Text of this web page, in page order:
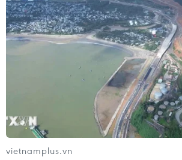
Công đoàn TTXVN thăm và
dân Quảng Ngãi
12/08/2014 11:57
Đoàn công tác Công đoàn TTXVN
đồng người Việt tại Đài Loan đã đến
ngư dân khó khăn của xã Bình Châu,
tỉnh Quảng Ngãi.
vietnamplus.vn